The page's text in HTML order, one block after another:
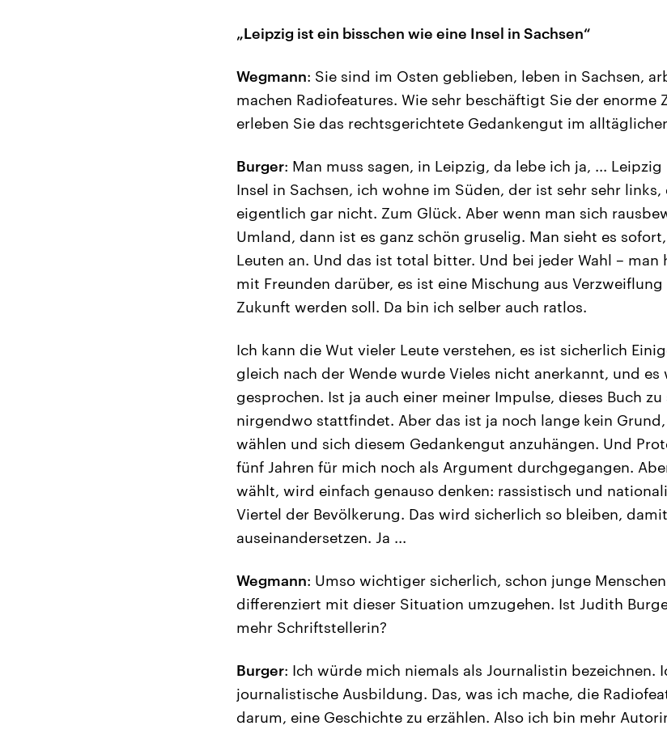
„Leipzig ist ein bisschen wie eine Insel in Sachsen“
Wegmann: Sie sind im Osten geblieben, leben in Sachsen,
machen Radiofeatures. Wie sehr beschäftigt Sie der enorme
erleben Sie das rechtsgerichtete Gedankengut im
Burger: Man muss sagen, in Leipzig, da lebe ich ja, ...
Insel in Sachsen, ich wohne im Süden, der ist sehr sehr
eigentlich gar nicht. Zum Glück. Aber wenn man sich
Umland, dann ist es ganz schön gruselig. Man sieht es
Leuten an. Und das ist total bitter. Und bei jeder Wahl – man
mit Freunden darüber, es ist eine Mischung aus
Zukunft werden soll. Da bin ich selber auch ratlos.
Ich kann die Wut vieler Leute verstehen, es ist sicherlich
gleich nach der Wende wurde Vieles nicht anerkannt, und
gesprochen. Ist ja auch einer meiner Impulse, dieses Buch
nirgendwo stattfindet. Aber das ist ja noch lange kein
wählen und sich diesem Gedankengut anzuhängen. Und
fünf Jahren für mich noch als Argument durchgegangen.
wählt, wird einfach genauso denken: rassistisch und
Viertel der Bevölkerung. Das wird sicherlich so bleiben,
auseinandersetzen. Ja ...
Wegmann: Umso wichtiger sicherlich, schon junge
differenziert mit dieser Situation umzugehen. Ist Judith
mehr Schriftstellerin?
Burger: Ich würde mich niemals als Journalistin bezeichnen.
journalistische Ausbildung. Das, was ich mache, die
darum, eine Geschichte zu erzählen. Also ich bin mehr